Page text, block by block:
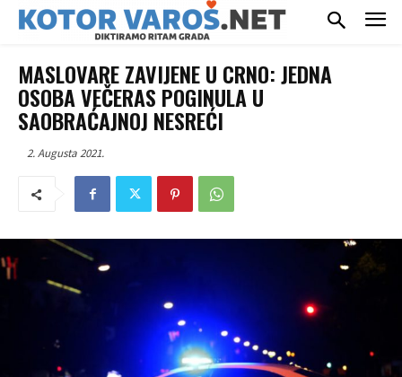
MASLOVARE ZAVIJENE U CRNO: JEDNA
OSOBA VEČERAS POGINULA U
SAOBRAĆAJNOJ NESREĆI
2. Augusta 2021.